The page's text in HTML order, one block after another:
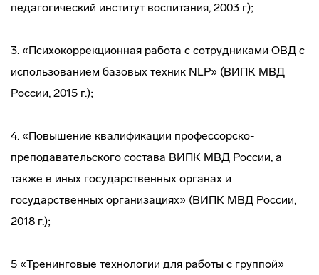
педагогический институт воспитания, 2003 г);
3. «Психокоррекционная работа с сотрудниками ОВД с
использованием базовых техник NLP» (ВИПК МВД
России, 2015 г.);
4. «Повышение квалификации профессорско-
преподавательского состава ВИПК МВД России, а
также в иных государственных органах и
государственных организациях» (ВИПК МВД России,
2018 г.);
5 «Тренинговые технологии для работы с группой»